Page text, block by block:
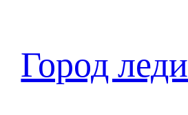
содержимому
Город леди